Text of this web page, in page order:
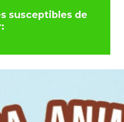
susceptibles de